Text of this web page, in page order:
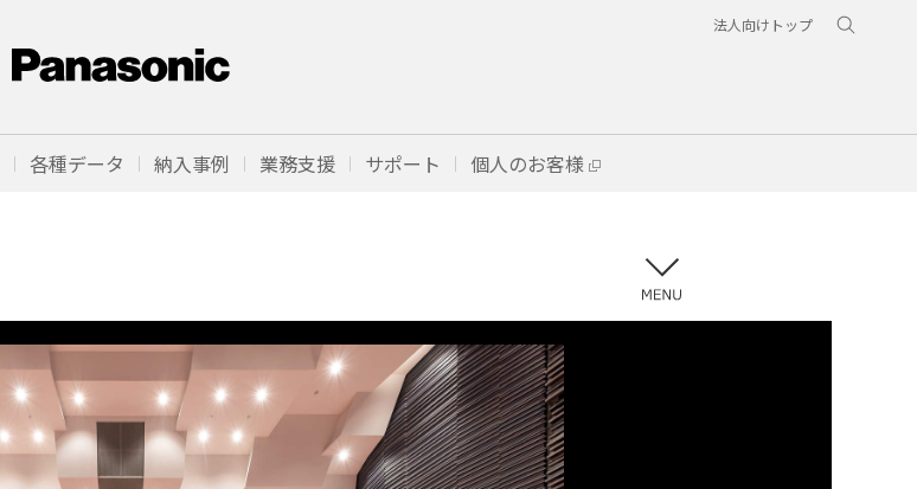
法人向けトップ
各種データ 納入事例 業務支援 サポート 個人のお客様